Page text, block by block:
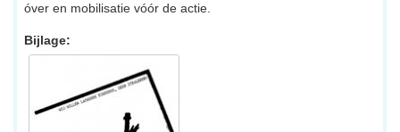
óver en mobilisatie vóór de actie.
Bijlage: